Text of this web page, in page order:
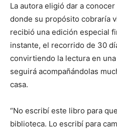
La autora eligió dar a
donde su propósito cobraría
recibió una edición especial
instante, el recorrido de 30
convirtiendo la lectura en
seguirá acompañándolas
casa.
“No escribí este libro para
biblioteca. Lo escribí para